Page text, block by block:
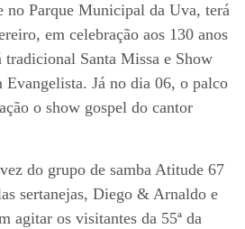
no Parque Municipal da Uva, terá
em celebração aos 130 anos
Santa Missa e Show
Evangelista. Já no dia 06, o palco
o show gospel do cantor
do grupo de samba Atitude 67
sertanejas, Diego & Arnaldo e
agitar os visitantes da 55ª da